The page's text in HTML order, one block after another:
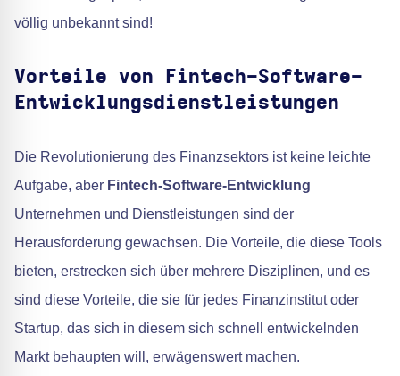
völlig unbekannt sind!
Vorteile von Fintech-Software-
Entwicklungsdienstleistungen
Die Revolutionierung des Finanzsektors ist keine leichte
Aufgabe, aber Fintech-Software-Entwicklung
Unternehmen und Dienstleistungen sind der
Herausforderung gewachsen. Die Vorteile, die diese Tools
bieten, erstrecken sich über mehrere Disziplinen, und es
sind diese Vorteile, die sie für jedes Finanzinstitut oder
Startup, das sich in diesem sich schnell entwickelnden
Markt behaupten will, erwägenswert machen.